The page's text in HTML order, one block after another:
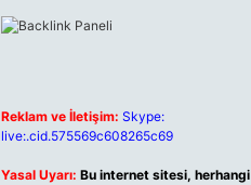
Reklam ve İletişim: Skype:
live:.cid.575569c608265c69
Yasal Uyarı: Bu internet sitesi, herhangi